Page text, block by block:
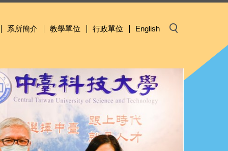
系所簡介 教學單位 行政單位 English